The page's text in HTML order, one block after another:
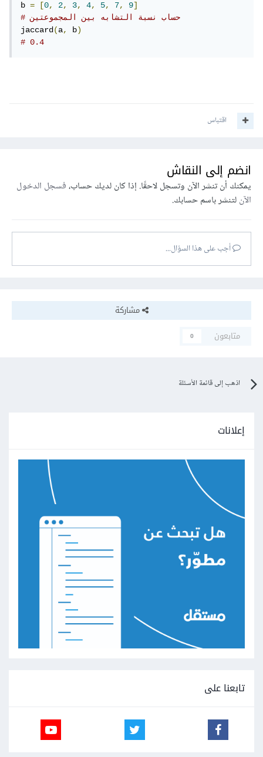
b = [0, 2, 3, 4, 5, 7, 9]
# حساب نسبة التشابه بين المجموعتين
jaccard(a, b)
# 0.4
اقتباس
انضم إلى النقاش
يمكنك أن تنشر الآن وتسجل لاحقًا. إذا كان لديك حساب،فسجل الدخول
الآنلتنشر باسم حسابك.
أجب على هذا السؤال...
مشاركة
متابعون
0
اذهب إلى قائمة الأسئلة
إعلانات
تابعنا على